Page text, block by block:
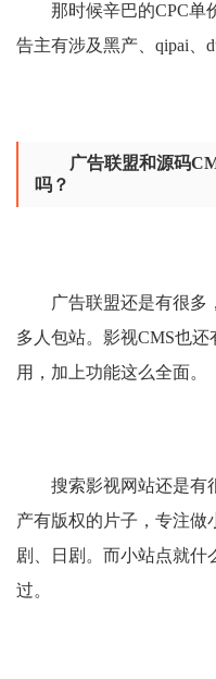
那时候辛巴的CPC单
告主有涉及黑产、qipai、
广告联盟和源码
吗？
广告联盟还是有很多
多人包站。影视CMS也
用，加上功能这么全面。
搜索影视网站还是有
产有版权的片子，专注做
剧、日剧。而小站点就什
过。